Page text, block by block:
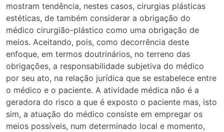
mostram tendência, nestes casos, cirurgias plásticas
estéticas, de também considerar a obrigação do
médico cirurgião-plástico como uma obrigação de
meios. Aceitando, pois, como decorrência deste
enfoque, em termos doutrinários, no terreno das
obrigações, a responsabilidade subjetiva do médico
por seu ato, na relação jurídica que se estabelece entre
o médico e o paciente. A atividade médica não é a
geradora do risco a que é exposto o paciente mas, isto
sim, a atuação do médico consiste em empregar os
meios possíveis, num determinado local e momento,